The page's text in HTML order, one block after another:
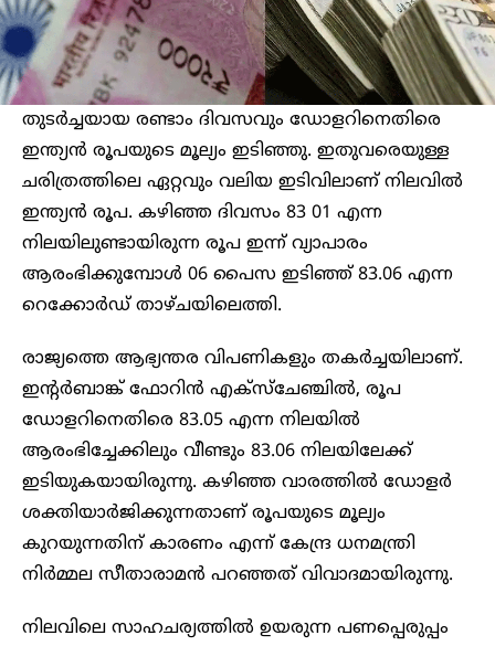
തുടർച്ചയായ രണ്ടാം ദിവസവും ഡോളറിനെതിരെ
ഇന്ത്യൻ രൂപയുടെ മൂല്യം ഇടിഞ്ഞു. ഇതുവരെയുള്ള
ചരിത്രത്തിലെ ഏറ്റവും വലിയ ഇടിവിലാണ് നിലവിൽ
ഇന്ത്യൻ രൂപ. കഴിഞ്ഞ ദിവസം 83 01 എന്ന
നിലയിലുണ്ടായിരുന്ന രൂപ ഇന്ന് വ്യാപാരം
ആരംഭിക്കുമ്പോൾ 06 പൈസ ഇടിഞ്ഞ് 83.06 എന്ന
റെക്കോർഡ് താഴ്ചയിലെത്തി.
രാജ്യത്തെ ആഭ്യന്തര വിപണികളും തകർച്ചയിലാണ്.
ഇന്റർബാങ്ക് ഫോറിൻ എക്‌സ്‌ചേഞ്ചിൽ, രൂപ
ഡോളറിനെതിരെ 83.05 എന്ന നിലയിൽ
ആരംഭിച്ചേക്കിലും വീണ്ടും 83.06 നിലയിലേക്ക്
ഇടിയുകയായിരുന്നു. കഴിഞ്ഞ വാരത്തിൽ ഡോളർ
ശക്തിയാർജിക്കുന്നതാണ്‌ രൂപയുടെ മൂല്യം
കുറയുന്നതിന് കാരണം എന്ന് കേന്ദ്ര ധനമന്ത്രി
നിർമ്മല സീതാരാമൻ പറഞ്ഞത് വിവാദമായിരുന്നു.
നിലവിലെ സാഹചര്യത്തിൽ ഉയരുന്ന പണപ്പെരുപ്പം